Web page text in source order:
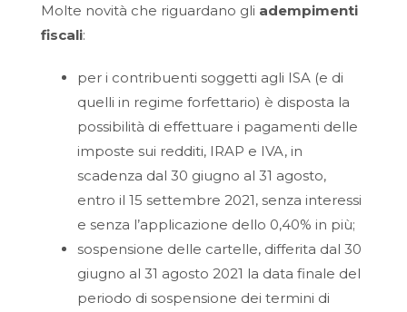
Molte novità che riguardano gli adempimenti
fiscali:
per i contribuenti soggetti agli ISA (e di
quelli in regime forfettario) è disposta la
possibilità di effettuare i pagamenti delle
imposte sui redditi, IRAP e IVA, in
scadenza dal 30 giugno al 31 agosto,
entro il 15 settembre 2021, senza interessi
e senza l’applicazione dello 0,40% in più;
sospensione delle cartelle, differita dal 30
giugno al 31 agosto 2021 la data finale del
periodo di sospensione dei termini di